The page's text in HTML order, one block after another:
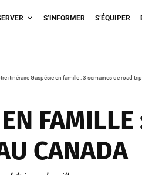
S’INFORMER S’ÉQUIPER
itinéraire Gaspésie en famille : 3 semaines de road
CANADA